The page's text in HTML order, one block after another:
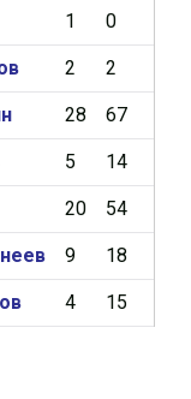
1 0
2 2
28 67
5 14
20 54
9 18
4 15